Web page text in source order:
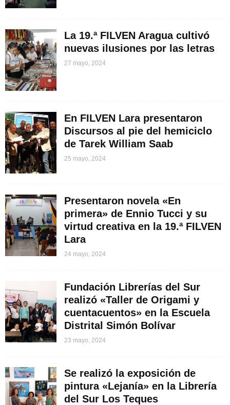
La 19.ª FILVEN Aragua cultivó
nuevas ilusiones por las letras
27 mayo, 2024
En FILVEN Lara presentaron
Discursos al pie del hemiciclo
de Tarek William Saab
25 mayo, 2024
Presentaron novela «En
primera» de Ennio Tucci y su
virtud creativa en la 19.ª FILVEN
Lara
24 mayo, 2024
Fundación Librerías del Sur
realizó «Taller de Origami y
cuentacuentos» en la Escuela
Distrital Simón Bolívar
23 mayo, 2024
Se realizó la exposición de
pintura «Lejanía» en la Librería
del Sur Los Teques